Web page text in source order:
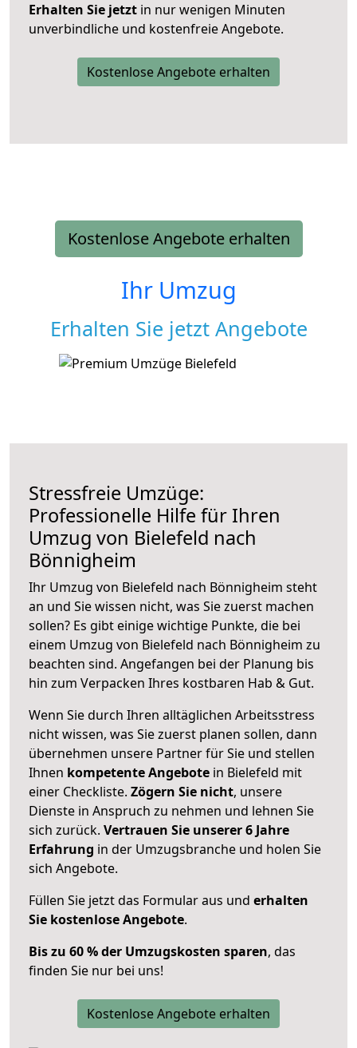
Erhalten Sie jetzt in nur wenigen Minuten
unverbindliche und kostenfreie Angebote.
Kostenlose Angebote erhalten
Kostenlose Angebote erhalten
Ihr Umzug
Erhalten Sie jetzt Angebote
Stressfreie Umzüge:
Professionelle Hilfe für Ihren
Umzug von Bielefeld nach
Bönnigheim
Ihr Umzug von Bielefeld nach Bönnigheim steht
an und Sie wissen nicht, was Sie zuerst machen
sollen? Es gibt einige wichtige Punkte, die bei
einem Umzug von Bielefeld nach Bönnigheim zu
beachten sind. Angefangen bei der Planung bis
hin zum Verpacken Ihres kostbaren Hab & Gut.
Wenn Sie durch Ihren alltäglichen Arbeitsstress
nicht wissen, was Sie zuerst planen sollen, dann
übernehmen unsere Partner für Sie und stellen
Ihnen kompetente Angebote in Bielefeld mit
einer Checkliste. Zögern Sie nicht, unsere
Dienste in Anspruch zu nehmen und lehnen Sie
sich zurück. Vertrauen Sie unserer 6 Jahre
Erfahrung in der Umzugsbranche und holen Sie
sich Angebote.
Füllen Sie jetzt das Formular aus und erhalten
Sie kostenlose Angebote.
Bis zu 60 % der Umzugskosten sparen, das
finden Sie nur bei uns!
Kostenlose Angebote erhalten